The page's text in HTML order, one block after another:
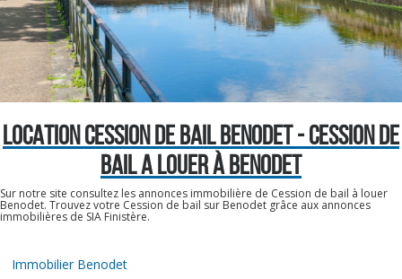
LOCATION CESSION DE BAIL BENODET - CESSION DE
BAIL A LOUER À BENODET
Sur notre site consultez les annonces immobilière de Cession de bail à louer
Benodet. Trouvez votre Cession de bail sur Benodet grâce aux annonces
immobilières de SIA Finistère.
Immobilier Benodet